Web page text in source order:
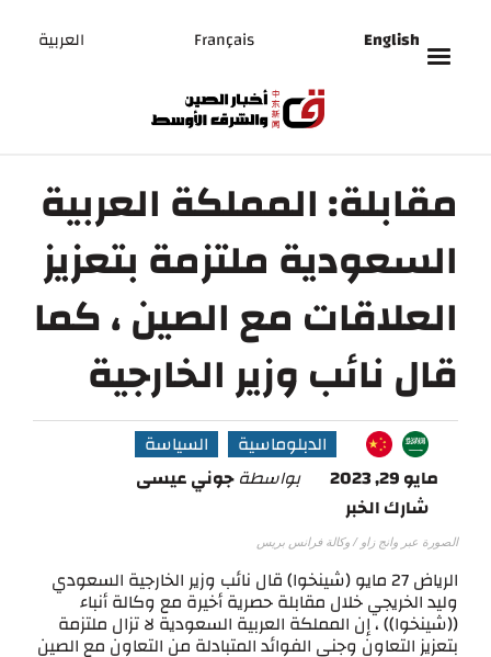
English
Français العربية
مقابلة: المملكة العربية
السعودية ملتزمة بتعزيز
العلاقات مع الصين ، كما
قال نائب وزير الخارجية
الدبلوماسية
السياسة
مايو 29, 2023
بواسطةجوني عيسى
شارك الخبر
الصورة عبر وانج زاو / وكالة فرانس بريس
الرياض 27 مايو (شينخوا) قال نائب وزير الخارجية السعودي
وليد الخريجي خلال مقابلة حصرية أخيرة مع وكالة أنباء
((شينخوا)) ، إن المملكة العربية السعودية لا تزال ملتزمة
بتعزيز التعاون وجني الفوائد المتبادلة من التعاون مع الصين